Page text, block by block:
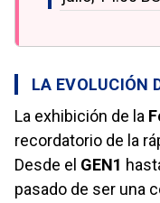
LA EVOLUCIÓN
La exhibición de la
recordatorio de la
Desde el GEN1
pasado de ser una